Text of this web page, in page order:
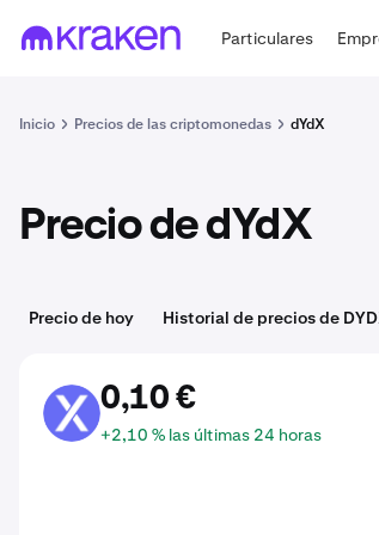
Particulares
Inicio Precios de las criptomonedas dYdX
Precio de dYdX
Precio de hoy Historial de precios de
DYDX 0,10 €
+2,10 % las últimas 24 horas